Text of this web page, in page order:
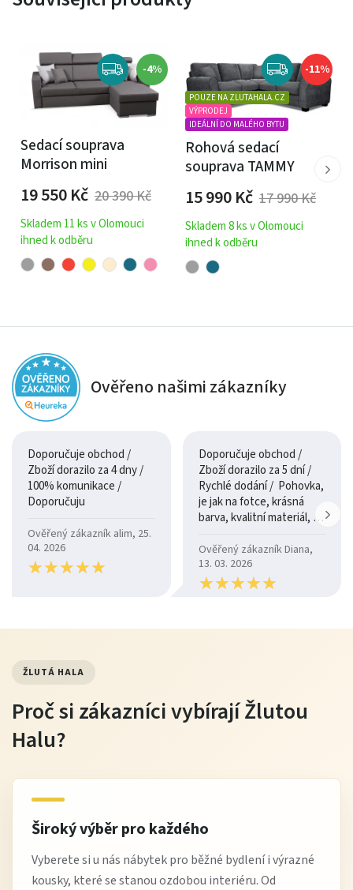
-4%
Sedací souprava
Morrison mini
19 550Kč 20 390Kč
Skladem 11 ks v Olomouci
ihned k odběru
-11%
IDEÁLNÍ DO MALÉHO BYTU
VÝPRODEJ
POUZE NA ZLUTAHALA.CZ
Rohová sedací
souprava TAMMY
15 990Kč 17 990Kč
Skladem 8 ks v Olomouci
ihned k odběru
Ověřeno našimi zákazníky
Doporučuje obchod /
Zboží dorazilo za 4 dny /
100% komunikace /
Doporučuju
Ověřený zákazník alim, 25.
04. 2026
★★★★★
★★★★★
Doporučuje obchod /
Zboží dorazilo za 5 dní /
Rychlé dodání / Pohovka,
je jak na fotce, krásná
barva, kvalitní materiál, a
Ověřený zákazník Diana,
13. 03. 2026
★★★★★
★★★★★
ŽLUTÁ HALA
Proč si zákazníci vybírají Žlutou
Halu?
Široký výběr pro každého
Vyberete si u nás nábytek pro běžné bydlení i výrazné
kousky, které se stanou ozdobou interiéru. Od